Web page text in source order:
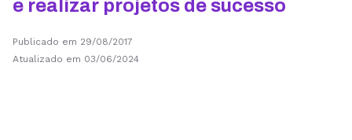
e realizar projetos de sucesso
Publicado em 29/08/2017
Atualizado em 03/06/2024